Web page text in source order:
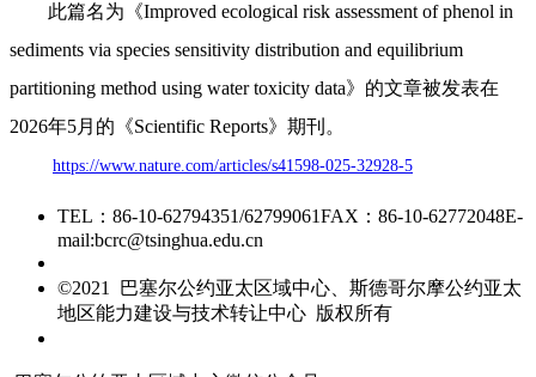
此篇名为《Improved ecological risk assessment of phenol in
sediments via species sensitivity distribution and equilibrium
partitioning method using water toxicity data》的文章被发表在
2026年5月的《Scientific Reports》期刊。
https://www.nature.com/articles/s41598-025-32928-5
TEL：86-10-62794351/62799061FAX：86-10-62772048E-
mail:bcrc@tsinghua.edu.cn
©2021 巴塞尔公约亚太区域中心、斯德哥尔摩公约亚太
地区能力建设与技术转让中心 版权所有